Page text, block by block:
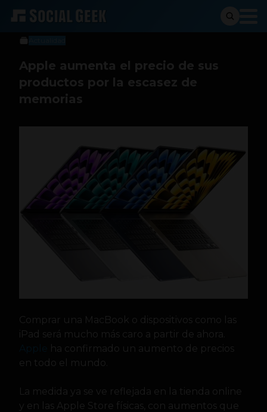
Social Geek
25 de junio de 2026
Apple aumenta el precio de sus
productos por la escasez de
memorias
Comprar una MacBook o dispositivos como las
iPad será mucho más caro a partir de ahora.
ha confirmado un aumento de precios
en todo el mundo.
La medida ya se ve reflejada en la tienda online
y en las Apple Store físicas, con aumentos que